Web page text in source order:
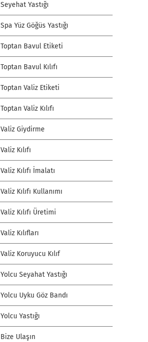
Seyehat Yastığı
Spa Yüz Göğüs Yastığı
Toptan Bavul Etiketi
Toptan Bavul Kılıfı
Toptan Valiz Etiketi
Toptan Valiz Kılıfı
Valiz Giydirme
Valiz Kılıfı
Valiz Kılıfı İmalatı
Valiz Kılıfı Kullanımı
Valiz Kılıfı Üretimi
Valiz Kılıfları
Valiz Koruyucu Kılıf
Yolcu Seyahat Yastığı
Yolcu Uyku Göz Bandı
Yolcu Yastığı
Bize Ulaşın